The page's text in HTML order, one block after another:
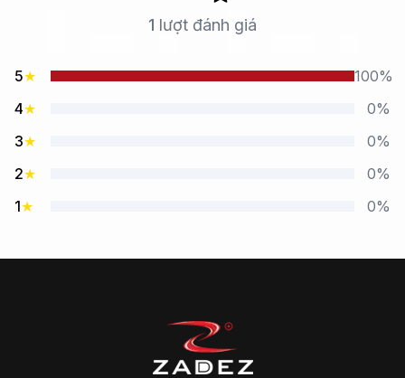
1 lượt đánh giá
5★
100%
4★
0%
3★
0%
2★
0%
1★ 0%